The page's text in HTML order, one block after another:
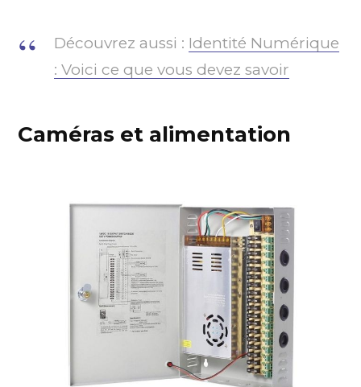
Découvrez aussi : Identité Numérique
: Voici ce que vous devez savoir
Caméras et alimentation